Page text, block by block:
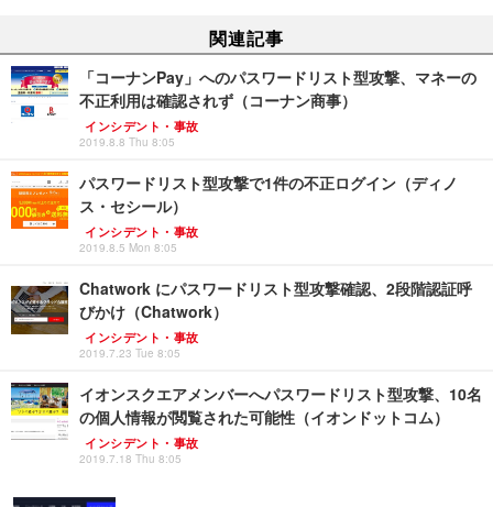
関連記事
「コーナンPay」へのパスワードリスト型攻撃、マネーの
不正利用は確認されず（コーナン商事）
インシデント・事故
2019.8.8 Thu 8:05
パスワードリスト型攻撃で1件の不正ログイン（ディノ
ス・セシール）
インシデント・事故
2019.8.5 Mon 8:05
Chatwork にパスワードリスト型攻撃確認、2段階認証呼
びかけ（Chatwork）
インシデント・事故
2019.7.23 Tue 8:05
イオンスクエアメンバーへパスワードリスト型攻撃、10名
の個人情報が閲覧された可能性（イオンドットコム）
インシデント・事故
2019.7.18 Thu 8:05